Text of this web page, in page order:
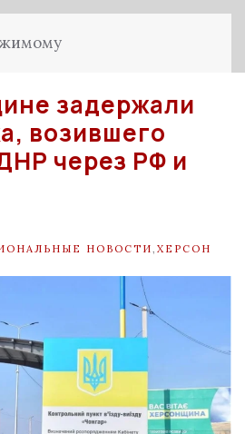
задержали
возившего
через РФ и
НОВОСТИ ХЕРСОН